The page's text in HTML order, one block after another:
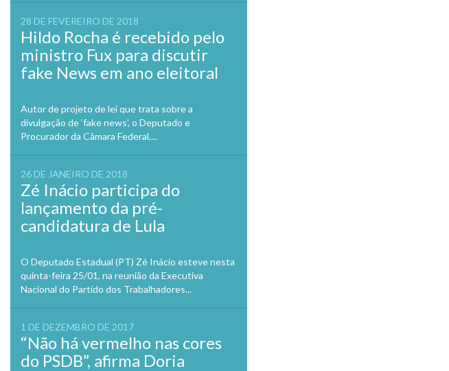
28 DE FEVEREIRO DE 2018
Hildo Rocha é recebido pelo
ministro Fux para discutir
fake News em ano eleitoral
Autor de projeto de lei que trata sobre a
divulgação de ‘fake news’, o Deputado e
Procurador da Câmara Federal,...
26 DE JANEIRO DE 2018
Zé Inácio participa do
lançamento da pré-
candidatura de Lula
O Deputado Estadual (PT) Zé Inácio esteve nesta
quinta-feira 25/01, na reunião da Executiva
Nacional do Partido dos Trabalhadores...
1 DE DEZEMBRO DE 2017
“Não há vermelho nas cores
do PSDB”, afirma Doria